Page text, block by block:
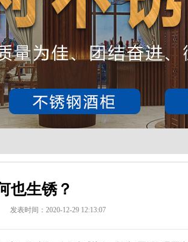
也生锈？
发表时间：2020-12-29 12:13:07